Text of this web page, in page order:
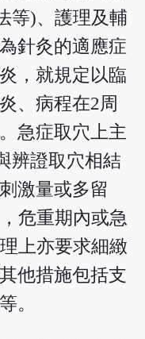
等)、護理及輔
針灸的適應症
，就規定以臨
、病程在2周
急症取穴上主
辨證取穴相結
激量或多留
危重期內或急
上亦要求細緻
他措施包括支
。